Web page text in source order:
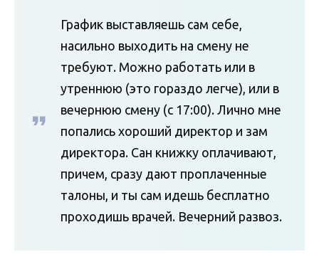
График выставляешь сам себе,
насильно выходить на смену не
требуют. Можно работать или в
утреннюю (это гораздо легче), или в
вечернюю смену (с 17:00). Лично мне
попались хороший директор и зам
директора. Сан книжку оплачивают,
причем, сразу дают проплаченные
талоны, и ты сам идешь бесплатно
проходишь врачей. Вечерний развоз.